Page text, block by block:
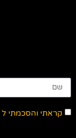
קראתי והסכמתי ל